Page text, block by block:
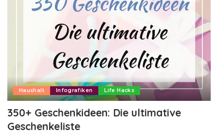
Haushalt Infografiken Life Hacks
350+ Geschenkideen: Die ultimative
Geschenkeliste